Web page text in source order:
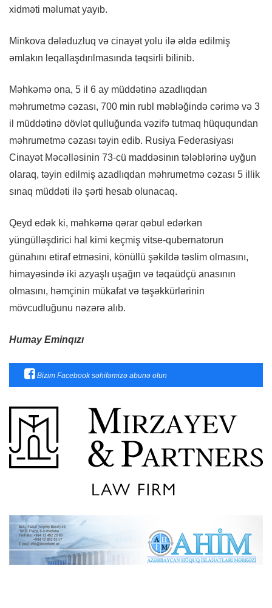
xidməti məlumat yayıb.
Minkova dələduzluq və cinayət yolu ilə əldə edilmiş
əmlakın leqallaşdırılmasında təqsirli bilinib.
Məhkəmə ona, 5 il 6 ay müddətinə azadlıqdan
məhrumetmə cəzası, 700 min rubl məbləğində cərimə və 3
il müddətinə dövlət qulluğunda vəzifə tutmaq hüququndan
məhrumetmə cəzası təyin edib. Rusiya Federasiyası
Cinayət Məcəlləsinin 73-cü maddəsinın tələblərinə uyğun
olaraq, təyin edilmiş azadlıqdan məhrumetmə cəzası 5 illik
sınaq müddəti ilə şərti hesab olunacaq.
Qeyd edək ki, məhkəmə qərar qəbul edərkən
yüngülləşdirici hal kimi keçmiş vitse-qubernatorun
günahını etiraf etməsini, könüllü şəkildə təslim olmasını,
himayəsində iki azyaşlı uşağın və təqaüdçü anasının
olmasını, həmçinin mükafat və təşəkkürlərinin
mövcudluğunu nəzərə alıb.
Humay Eminqızı
Bizim Facebook səhifəmizə abunə olun